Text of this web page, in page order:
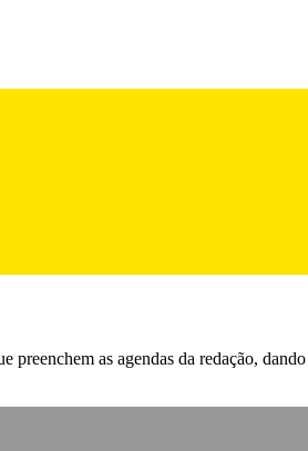
as agendas da redação,